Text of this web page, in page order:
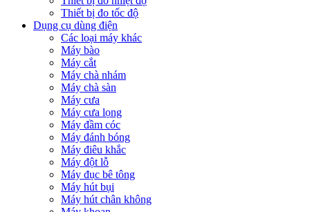
Thiết bị đo tốc độ
Dụng cụ dùng điện
Các loại máy khác
Máy bào
Máy cắt
Máy chà nhám
Máy chà sàn
Máy cưa
Máy cưa lọng
Máy đầm cóc
Máy đánh bóng
Máy điêu khắc
Máy đột lỗ
Máy đục bê tông
Máy hút bụi
Máy hút chân không